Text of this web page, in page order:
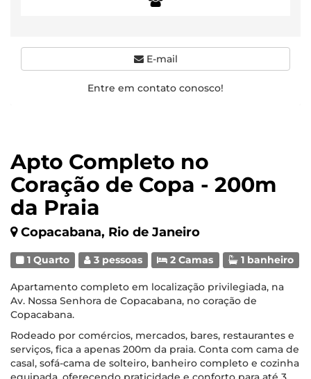
Apto Completo no
Coração de Copa - 200m
da Praia
Copacabana, Rio de Janeiro
1 Quarto 3 pessoas 2 Camas 1 banheiro
Apartamento completo em localização privilegiada, na
Av. Nossa Senhora de Copacabana, no coração de
Copacabana.
Rodeado por comércios, mercados, bares, restaurantes e
serviços, fica a apenas 200m da praia. Conta com cama de
casal, sofá-cama de solteiro, banheiro completo e cozinha
E-mail
Entre em contato conosco!